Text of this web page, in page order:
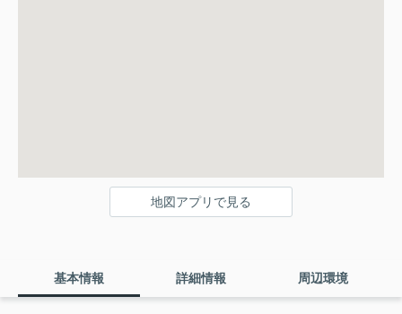
地図アプリで見る
基本情報 詳細情報 周辺環境